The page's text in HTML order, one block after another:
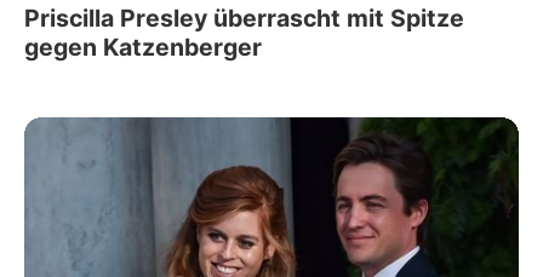
Priscilla Presley überrascht mit Spitze
gegen Katzenberger